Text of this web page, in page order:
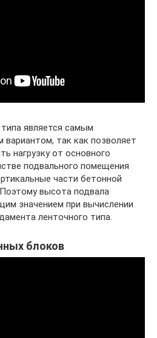
является самым
так как позволяет
нагрузку от основного
подвального помещения
части бетонной
высота подвала
значением при вычислении
ленточного типа.
блоков